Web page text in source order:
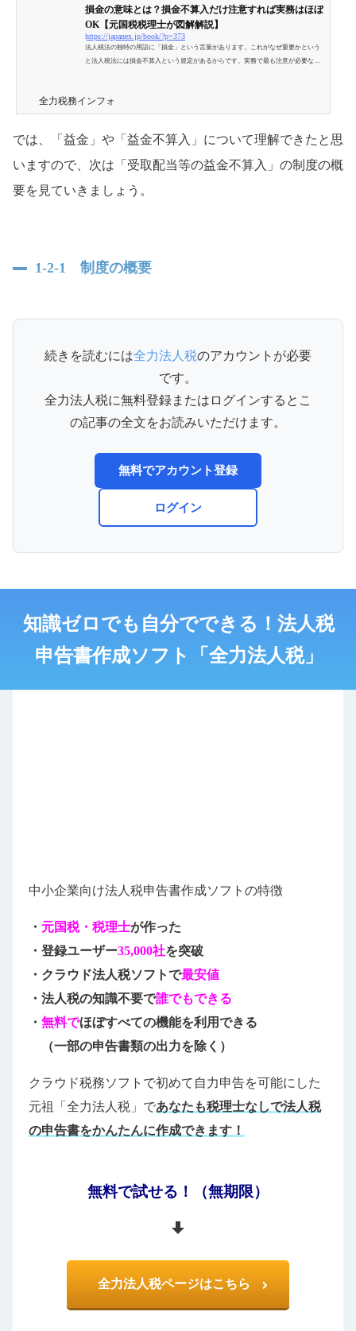
損金の意味とは？損金不算入だけ注意すれば実務はほぼ
OK【元国税税理士が図解解説】
https://japanex.jp/book/?p=373
法人税法の独特の用語に「損金」という言葉があります。これがなぜ重要かという
と法人税法には損金不算入という規定があるからです。実務で最も注意が必要なの
全力税務インフォ
では、「益金」や「益金不算入」について理解できたと思
いますので、次は「受取配当等の益金不算入」の制度の概
要を見ていきましょう。
1-2-1 制度の概要
続きを読むには全力法人税のアカウントが必要
です。
全力法人税に無料登録またはログインするとこ
の記事の全文をお読みいただけます。
無料でアカウント登録
ログイン
知識ゼロでも自分でできる！法人税
申告書作成ソフト「全力法人税」
中小企業向け法人税申告書作成ソフトの特徴
・ 元国税・税理士が作った
・登録ユーザー35,000社を突破
・クラウド法人税ソフトで最安値
・法人税の知識不要で誰でもできる
・ 無料でほぼすべての機能を利用できる
（一部の申告書類の出力を除く）
クラウド税務ソフトで初めて自力申告を可能にした
元祖「全力法人税」であなたも税理士なしで法人税
の申告書をかんたんに作成できます！
無料で試せる！（無期限）
全力法人税ページはこちら